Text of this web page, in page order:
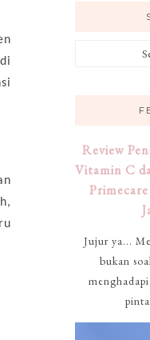
Review
Vitamin C
Jujur ya...
bukan